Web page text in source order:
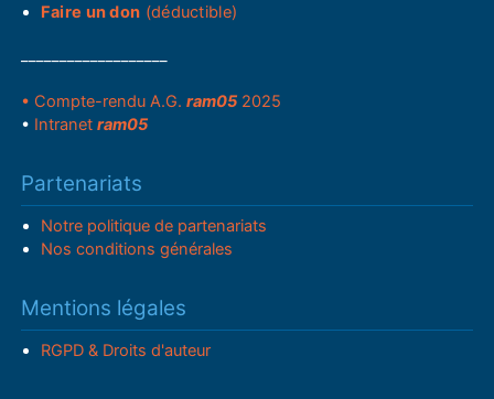
Faire un don (déductible)
• Compte-rendu A.G.ram05 2025
• Intranetram05
Partenariats
Notre politique de partenariats
Nos conditions générales
Mentions légales
RGPD & Droits d'auteur